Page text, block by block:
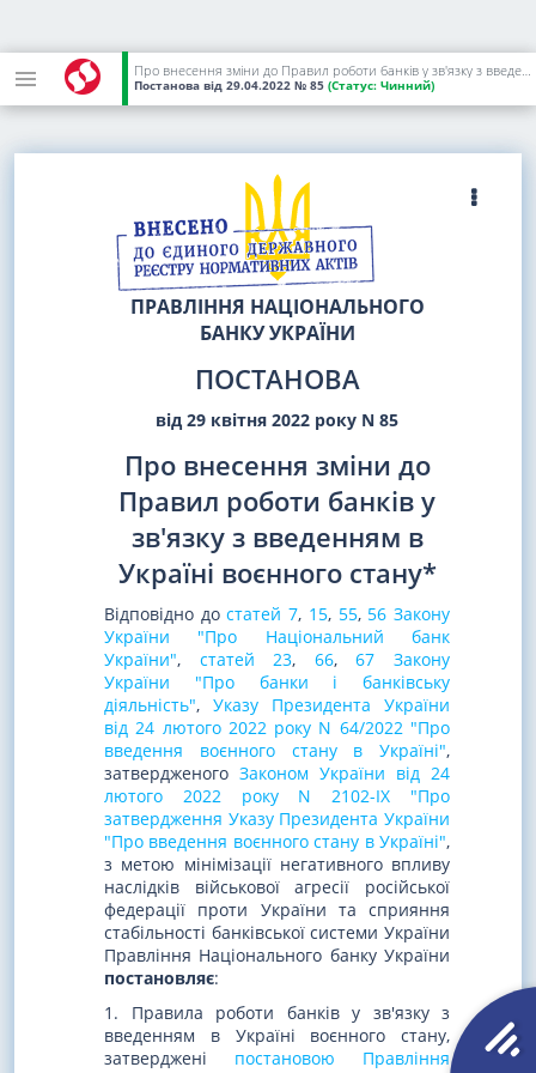
Про внесення зміни до Правил роботи банків у зв'язку з введенням в Україні воєнного стану
Постанова від 29.04.2022 № 85 (Статус: Чинний)
ПРАВЛІННЯ НАЦІОНАЛЬНОГО
БАНКУ УКРАЇНИ
ПОСТАНОВА
від 29 квітня 2022 року N 85
Про внесення зміни до
Правил роботи банків у
зв'язку з введенням в
Україні воєнного стану*
Відповідно достатей 7, 15, 55, 56 Закону
України "Про Національний банк
України", статей 23, 66,67 Закону
України "Про банки і банківську
діяльність", Указу Президента України
від 24 лютого 2022 року N 64/2022 "Про
введення воєнного стану в Україні",
затвердженого Законом України від 24
лютого 2022 року N 2102-IX "Про
затвердження Указу Президента України
"Про введення воєнного стану в Україні",
з метою мінімізації негативного впливу
наслідків військової агресії російської
федерації проти України та сприяння
стабільності банківської системи України
Правління Національного банку України
постановляє:
1. Правила роботи банків у зв'язку з
введенням в Україні воєнного стану,
затверджені постановою Правління